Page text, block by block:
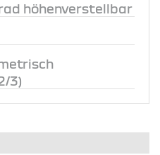
höhenverstellbar
3)